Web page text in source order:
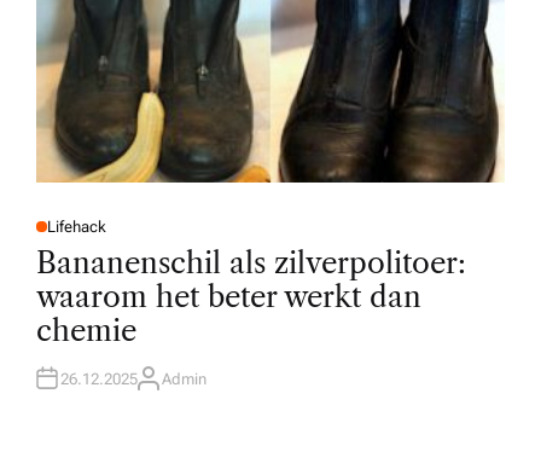
P
O
E
D
I
N
Lifehack
Bananenschil als zilverpolitoer:
waarom het beter werkt dan
chemie
26.12.2025A
Admin